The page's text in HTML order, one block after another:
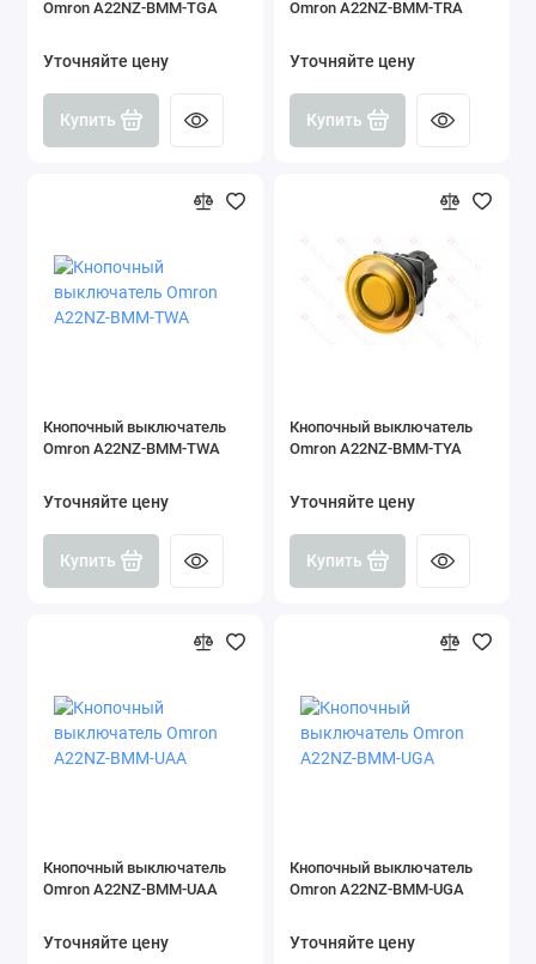
Omron A22NZ-BMM-TGA
Уточняйте цену
Купить
Omron A22NZ-BMM-TRA
Уточняйте цену
Купить
Кнопочный выключатель
Omron A22NZ-BMM-TWA
Уточняйте цену
Купить
Кнопочный выключатель
Omron A22NZ-BMM-TYA
Уточняйте цену
Купить
Кнопочный выключатель
Omron A22NZ-BMM-UAA
Уточняйте цену
Кнопочный выключатель
Omron A22NZ-BMM-UGA
Уточняйте цену